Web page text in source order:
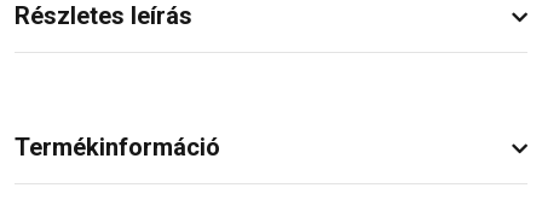
Részletes leírás
Termékinformáció